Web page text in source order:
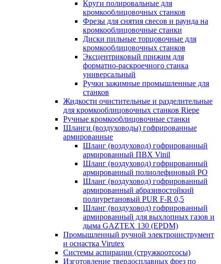
Круги полировальные для
кромкооблицовочных станков
Фрезы для снятия свесов и раунда на
кромкооблицовочные станки
Диски пильные торцовочные для
кромкооблицовочных станков
Эксцентриковый прижим для
форматно-раскроечного станка
универсальный
Ручки зажимные промышленные для
станков
Жидкости очистительные и разделительные
для кромкооблицовочных станков Riepe
Ручные кромкооблицовочные станки
Шланги (воздуховоды) гофрированные
армированные
Шланг (воздуховод) гофрированный
армированный ПВХ Vinil
Шланг (воздуховод) гофрированный
армированный полиолефиновый PO
Шланг (воздуховод) гофрированный
армированный абразивостойкий
полиуретановый PUR F-R 0,5
Шланг (воздуховод) гофрированный
армированный для выхлопных газов и
дыма GAZTEX 130 (EPDM)
Промышленный ручной электроинструмент
и оснастка Virutex
Системы аспирации (стружкоотсосы)
Изготовление твердосплавных фрез по